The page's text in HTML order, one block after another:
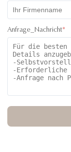
Anfrage_Nachricht*